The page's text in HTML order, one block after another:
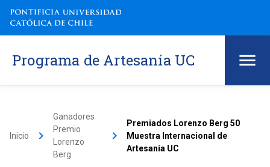
Programa de Artesanía UC
Inicio keyboard_arrow_right
Ganadores
Premio
Lorenzo
Berg
keyboard_arrow_right
Premiados Lorenzo Berg 50
Muestra Internacional de
Artesanía UC